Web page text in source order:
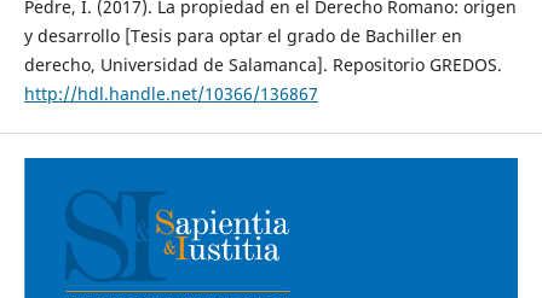
Pedre, I. (2017). La propiedad en el Derecho Romano: origen
y desarrollo [Tesis para optar el grado de Bachiller en
derecho, Universidad de Salamanca]. Repositorio GREDOS.
http://hdl.handle.net/10366/136867